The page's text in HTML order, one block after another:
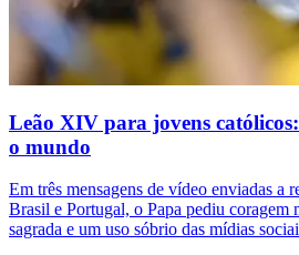
Leão XIV para jovens
o mundo
Em três mensagens de vídeo enviadas a
Brasil e Portugal, o Papa pediu coragem
sagrada e um uso sóbrio das mídias